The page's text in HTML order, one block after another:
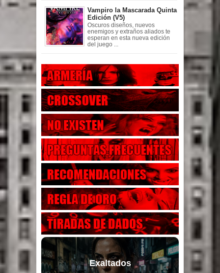
Vampiro la Mascarada Quinta
Edición (V5)
Oscuros diseños, nuevos
enemigos y extraños aliados te
esperan en esta nueva edición
del juego ...
Exaltados